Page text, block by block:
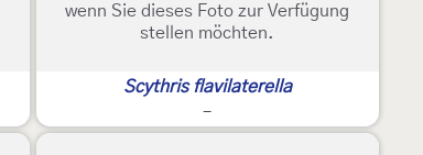
wenn Sie dieses Foto zur Verfügung
stellen möchten.
Scythris flavilaterella
-